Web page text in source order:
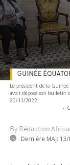
Le président de la Guinée
avoir déposé son bulletin
20/11/2022.
-
By Rédaction
Dernière MAJ:
GUINÉE